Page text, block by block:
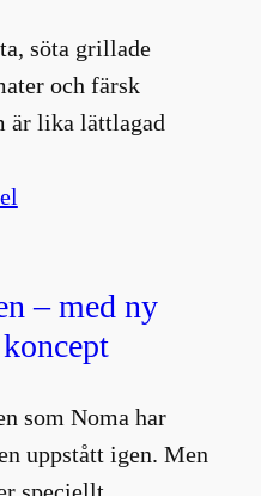
söta grillade
och färsk
är lika lättlagad
– med ny
som Noma har
uppstått igen. Men